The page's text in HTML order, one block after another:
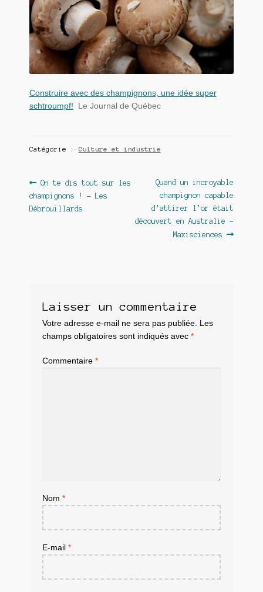
Construire avec des champignons, une idée super
schtroumpf!
Le Journal de Québec
Catégorie : Culture et industrie
Navigation
de
Article
précédent :
On te dis tout sur les
champignons ! – Les
Débrouillards
Article
suivant :
Quand un incroyable
champignon capable
d’attirer l’or était
découvert en Australie –
Maxisciences
Laisser un commentaire
Votre adresse e-mail ne sera pas publiée. Les
champs obligatoires sont indiqués avec *
Commentaire *
Nom *
E-mail *